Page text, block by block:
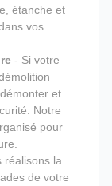
étanche et
vos
- Si votre
et
Notre
pour
réalisons la
de votre